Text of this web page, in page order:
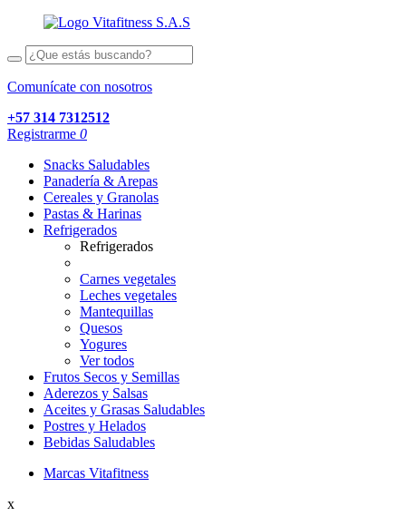
Comunícate con nosotros
+57 314 7312512
Registrarme 0
Snacks Saludables
Panadería & Arepas
Cereales y Granolas
Pastas & Harinas
Refrigerados
Refrigerados
Carnes vegetales
Leches vegetales
Mantequillas
Quesos
Yogures
Ver todos
Frutos Secos y Semillas
Aderezos y Salsas
Aceites y Grasas Saludables
Postres y Helados
Bebidas Saludables
Marcas Vitafitness
x